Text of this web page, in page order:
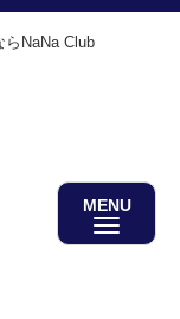
らNaNa Club
MENU